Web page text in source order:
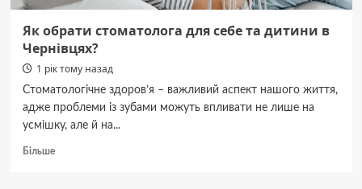
а
ЧНУ
взяти
участь
програмах
з
Як обрати стоматолога для себе та дитини в
Чернівцях?
1 рік тому назад
Стоматологічне здоров’я – важливий аспект нашого життя,
адже проблеми із зубами можуть впливати не лише на
усмішку, але й на...
БільшеДокладніше